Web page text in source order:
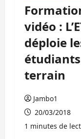
vidéo :
déploie
terrain
Jambo1
20/03/2018
1 minutes de